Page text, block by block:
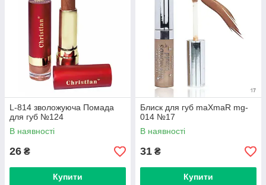
L-814 зволожуюча Помада
для губ №124
В наявності
26 ₴
Купити
Блиск для губ maXmaR mg-
014 №17
В наявності
31 ₴
Купити